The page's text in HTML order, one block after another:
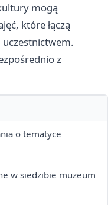
mogą
które łączą
z
o tematyce
w siedzibie muzeum